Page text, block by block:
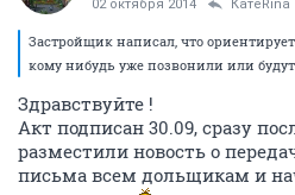
02 октября 2014 КатеRina
Застройщик написал, что
кому нибудь уже позвонили или
Здравствуйте !
Акт подписан 30.09, сразу
разместили новость о
письма всем дольщикам и